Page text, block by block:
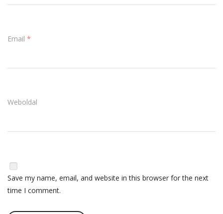
Email *
Weboldal
Save my name, email, and website in this browser for the next
time I comment.